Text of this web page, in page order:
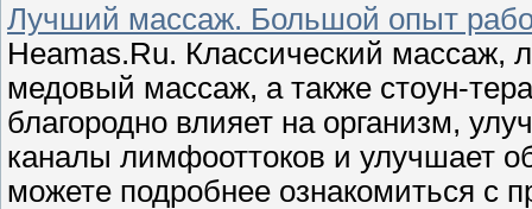
Лучший массаж. Большой опыт
Heamas.Ru. Классический
медовый массаж, а также стоун-
благородно влияет на организм,
каналы лимфооттоков и улучшает
можете подробнее ознакомиться с